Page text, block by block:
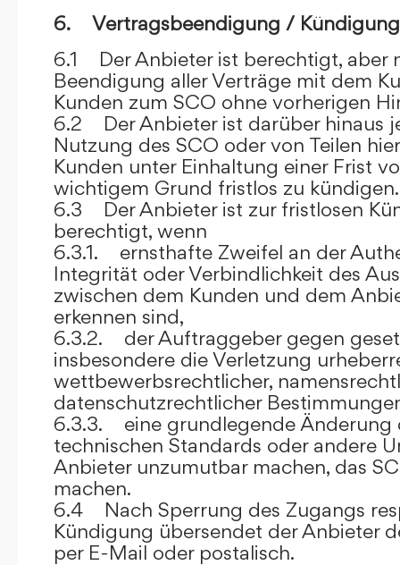
6. Vertragsbeendigung / Kündigung
6.1 Der Anbieter ist berechtigt, aber
Beendigung aller Verträge mit dem
Kunden zum SCO ohne vorherigen
6.2 Der Anbieter ist darüber hinaus
Nutzung des SCO oder von Teilen
Kunden unter Einhaltung einer Frist
wichtigem Grund fristlos zu kündigen.
6.3 Der Anbieter ist zur fristlosen
berechtigt, wenn
6.3.1. ernsthafte Zweifel an der
Integrität oder Verbindlichkeit des
zwischen dem Kunden und dem
erkennen sind,
6.3.2. der Auftraggeber gegen
insbesondere die Verletzung
wettbewerbsrechtlicher,
datenschutzrechtlicher
6.3.3. eine grundlegende Änderung
technischen Standards oder andere
Anbieter unzumutbar machen, das
machen.
6.4 Nach Sperrung des Zugangs
Kündigung übersendet der Anbieter
per E-Mail oder postalisch.